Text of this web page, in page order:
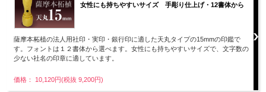
女性にも持ちやすいサイズ 手彫り仕上げ・12書体から
薩摩本柘植の法人用社印・実印・銀行印に適した天丸タイプの15mmの印鑑で
す。フォントは１２書体から選べます。女性にも持ちやすいサイズで、文字数の
少ない社名の印章に適しています。
価格： 10,120円(税抜 9,200円)